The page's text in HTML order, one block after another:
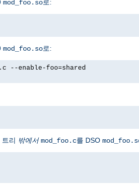
mod_foo.so로:
mod_foo.so로:
--enable-foo=shared
리 밖에서 mod_foo.c를 DSO